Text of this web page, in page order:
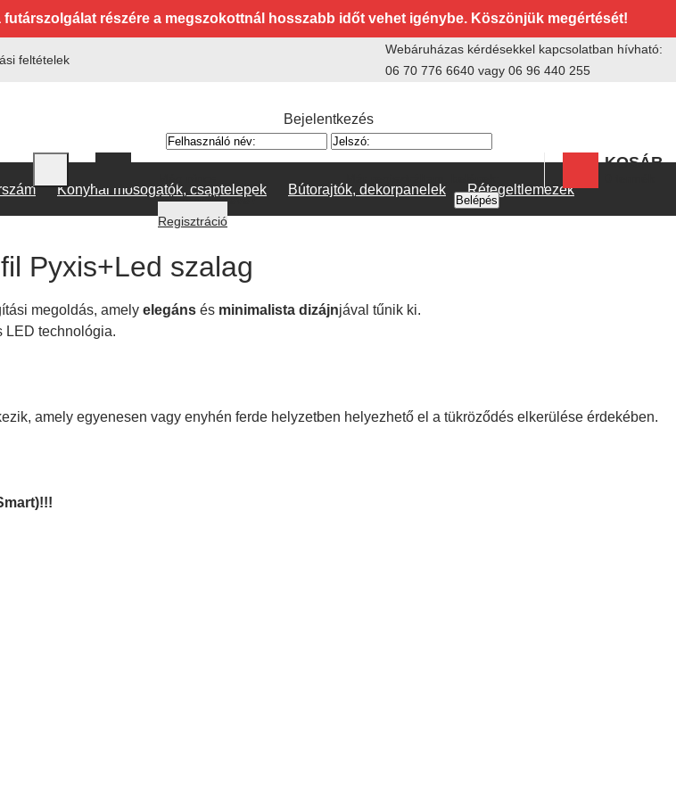
részére a megszokottnál hosszabb időt vehet igénybe. Köszönjük megértését!
feltételek
Webáruházas kérdésekkel kapcsolatban hívható:
06 70 776 6640 vagy 06 96 440 255
Bejelentkezés
felhasználóneve?
Regisztráció
KOSÁR
Konyhai mosogatók, csaptelepek Bútorajtók, dekorpanelek Rétegeltlemezek
Pyxis+Led szalag
megoldás, amely elegáns és minimalista dizájnjával tűnik ki.
LED technológia.
amely egyenesen vagy enyhén ferde helyzetben helyezhető el a tükröződés elkerülése érdekében.